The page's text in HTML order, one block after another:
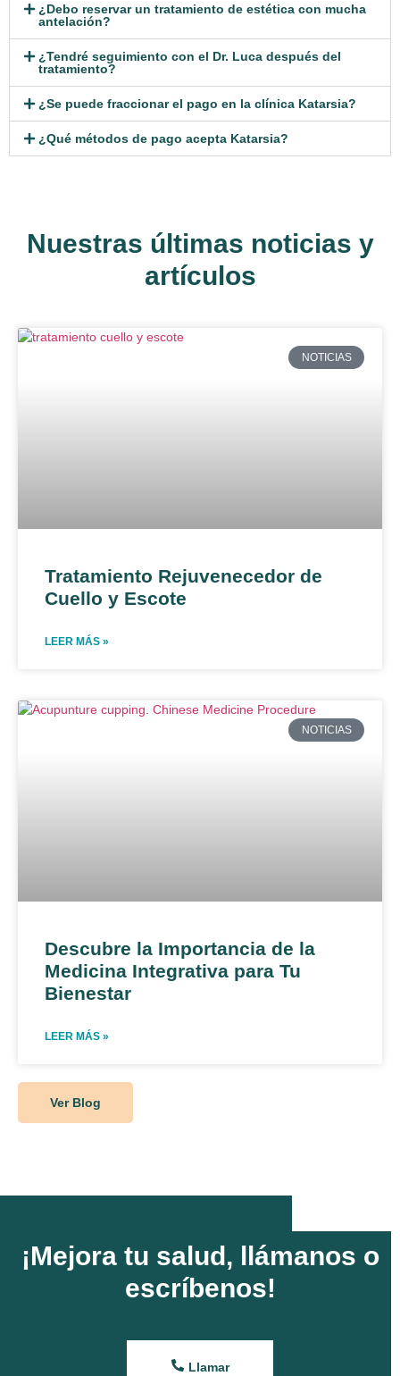
¿Debo reservar un tratamiento de estética con mucha
antelación?
¿Tendré seguimiento con el Dr. Luca después del
tratamiento?
¿Se puede fraccionar el pago en la clínica Katarsia?
¿Qué métodos de pago acepta Katarsia?
Nuestras últimas noticias y
artículos
NOTICIAS
Tratamiento Rejuvenecedor de
Cuello y Escote
LEER MÁS »
NOTICIAS
Descubre la Importancia de la
Medicina Integrativa para Tu
Bienestar
LEER MÁS »
Ver Blog
¡Mejora tu salud, llámanos o
escríbenos!
Llamar